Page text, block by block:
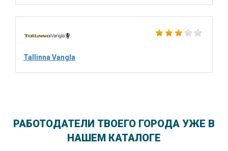
Tallinna Vangla
РАБОТОДАТЕЛИ ТВОЕГО ГОРОДА УЖЕ В
НАШЕМ КАТАЛОГЕ